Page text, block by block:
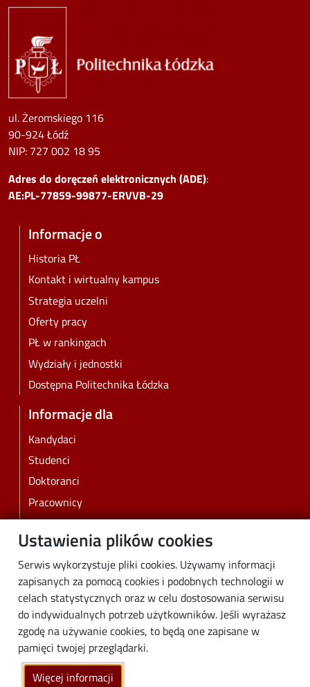
Ustawienia plików cookies
Serwis wykorzystuje pliki cookies. Używamy informacji
zapisanych za pomocą cookies i podobnych technologii w
celach statystycznych oraz w celu dostosowania serwisu
do indywidualnych potrzeb użytkowników. Jeśli wyrażasz
zgodę na używanie cookies, to będą one zapisane w
pamięci twojej przeglądarki.
Więcej informacji
ul. Żeromskiego 116
90-924 Łódź
NIP: 727 002 18 95
Adres do doręczeń elektronicznych (ADE):
AE:PL-77859-99877-ERVVB-29
Informacje o
Historia PŁ
Kontakt i wirtualny kampus
Strategia uczelni
Oferty pracy
PŁ w rankingach
Wydziały i jednostki
Dostępna Politechnika Łódzka
Informacje dla
Kandydaci
Studenci
Doktoranci
Pracownicy
Absolwenci
Biznes
Media
Społeczność lokalna
Linki
Wikamp
Poczta elektroniczna
Biblioteka PŁ